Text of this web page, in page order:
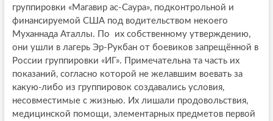
группировки «Магавир ас-Саура», подконтрольной и
финансируемой США под водительством некоего
Муханнада Аталлы. По их собственному утверждению,
они ушли в лагерь Эр-Рукбан от боевиков запрещённой в
России группировки «ИГ». Примечательна та часть их
показаний, согласно которой не желавшим воевать за
какую-либо из группировок создавались условия,
несовместимые с жизнью. Их лишали продовольствия,
медицинской помощи, элементарных предметов первой